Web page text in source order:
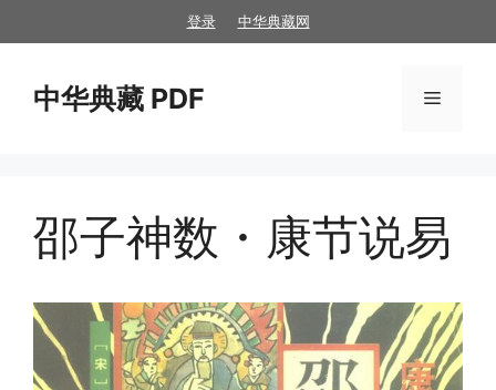
至
登录 中华典藏网
中华典藏 PDF 菜
邵子神数・康节说易